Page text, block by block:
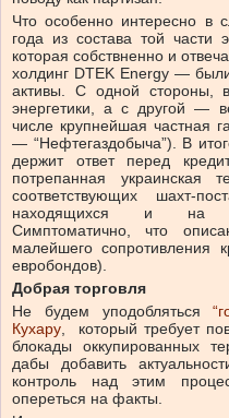
Что особенно интересно в
года из состава той части
которая собствненно и
холдинг DTEK Energy —
активы. С одной стороны,
энергетики, а с другой —
числе крупнейшая частная
— “Нефтегаздобыча”). В
держит ответ перед
потрепанная украинская
соответствующих шахт-
находящихся и на
Симптоматично, что
малейшего сопротивления
евробондов).
Добрая торговля
Не будем уподобляться
Кухару , который требует
блокады оккупированных
дабы добавить
контроль над этим
опереться на факты.